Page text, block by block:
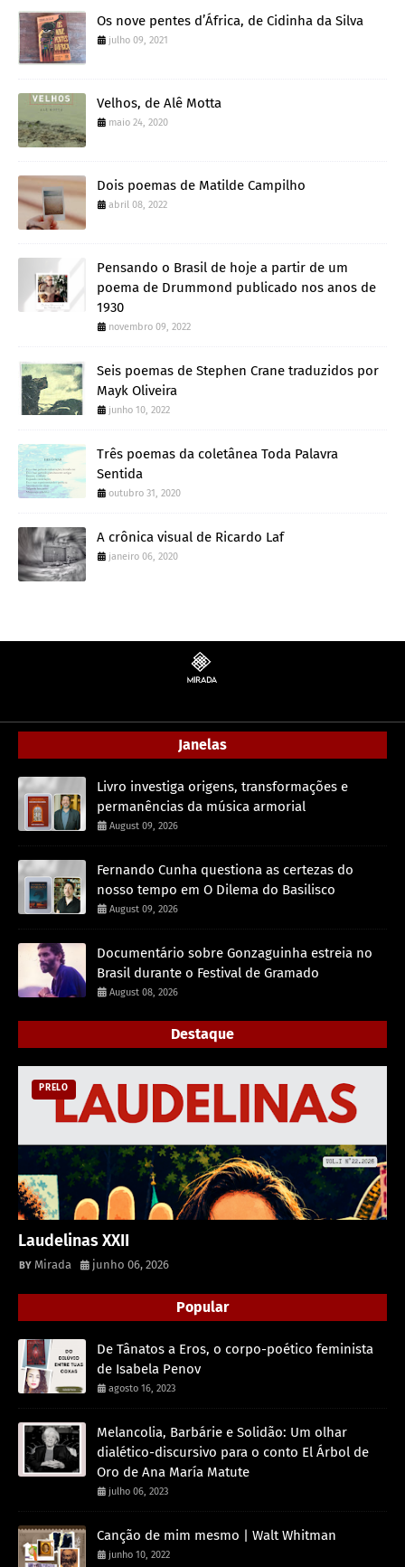
Os nove pentes d’África, de Cidinha da Silva
julho 09, 2021
Velhos, de Alê Motta
maio 24, 2020
Dois poemas de Matilde Campilho
abril 08, 2022
Pensando o Brasil de hoje a partir de um
poema de Drummond publicado nos anos de
1930
novembro 09, 2022
Seis poemas de Stephen Crane traduzidos por
Mayk Oliveira
junho 10, 2022
Três poemas da coletânea Toda Palavra
Sentida
outubro 31, 2020
A crônica visual de Ricardo Laf
janeiro 06, 2020
Janelas
Livro investiga origens, transformações e
permanências da música armorial
August 09, 2026
Fernando Cunha questiona as certezas do
nosso tempo em O Dilema do Basilisco
August 09, 2026
Documentário sobre Gonzaguinha estreia no
Brasil durante o Festival de Gramado
August 08, 2026
Destaque
PRELO
Laudelinas XXII
Mirada junho 06, 2026
Popular
De Tânatos a Eros, o corpo-poético feminista
de Isabela Penov
agosto 16, 2023
Melancolia, Barbárie e Solidão: Um olhar
dialético-discursivo para o conto El Árbol de
Oro de Ana María Matute
julho 06, 2023
Canção de mim mesmo | Walt Whitman
junho 10, 2022